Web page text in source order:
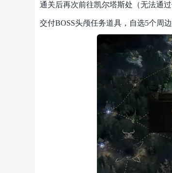
通关后再次前往凯尔塔斯处（无法通
交付BOSS头颅任务道具，自选5个周